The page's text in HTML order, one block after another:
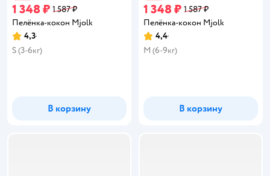
1 348 ₽ 1 587 ₽
Пелёнка-кокон Mjolk
Рейтинг:
4,3
S (3-6кг)
В корзину
1 348 ₽ 1 587 ₽
Пелёнка-кокон Mjolk
Рейтинг:
4,4
M (6-9кг)
В корзину